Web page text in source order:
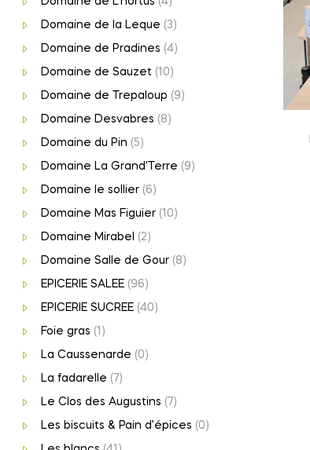
Domaine de la Leque (3)
Domaine de Pradines (4)
Domaine de Sauzet (10)
Domaine de Trepaloup (9)
Domaine Desvabres (8)
Domaine du Pin (5)
Domaine La Grand'Terre (9)
Domaine le sollier (6)
Domaine Mas Figuier (10)
Domaine Mirabel (2)
Domaine Salle de Gour (8)
EPICERIE SALEE (96)
EPICERIE SUCREE (40)
Foie gras (1)
La Caussenarde (0)
La fadarelle (7)
Le Clos des Augustins (7)
Les biscuits & Pain d’épices (0)